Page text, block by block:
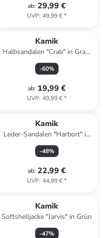
ab: 29,99 €
UVP: 49,99 €*
Kamik
Halbsandalen "Crab" in Grau/
Pink
-60%
ab: 19,99 €
UVP: 49,99 €*
Kamik
Leder-Sandalen "Harbort" in
Türkis/ Rosa
-48%
ab: 22,99 €
UVP: 44,99 €*
Kamik
Softshelljacke "Jarvis" in Grün
-47%